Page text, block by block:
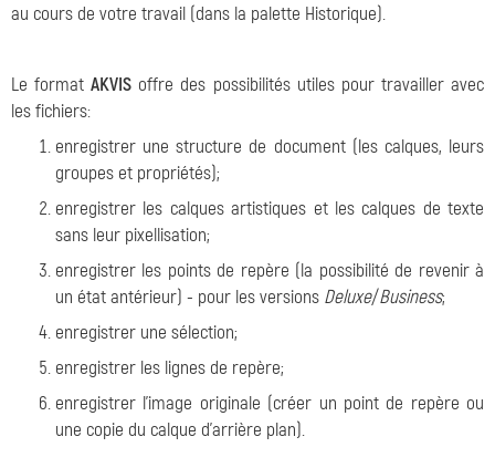
au cours de votre travail (dans la palette Historique).
Le formatAKVIS offre des possibilités utiles pour travailler avec
les fichiers:
enregistrer une structure de document (les calques, leurs
groupes et propriétés);
enregistrer les calques artistiques et les calques de texte
sans leur pixellisation;
enregistrer les points de repère (la possibilité de revenir à
un état antérieur) - pour les versions Deluxe/Business;
enregistrer une sélection;
enregistrer les lignes de repère;
enregistrer l'image originale (créer un point de repère ou
une copie du calque d'arrière plan).